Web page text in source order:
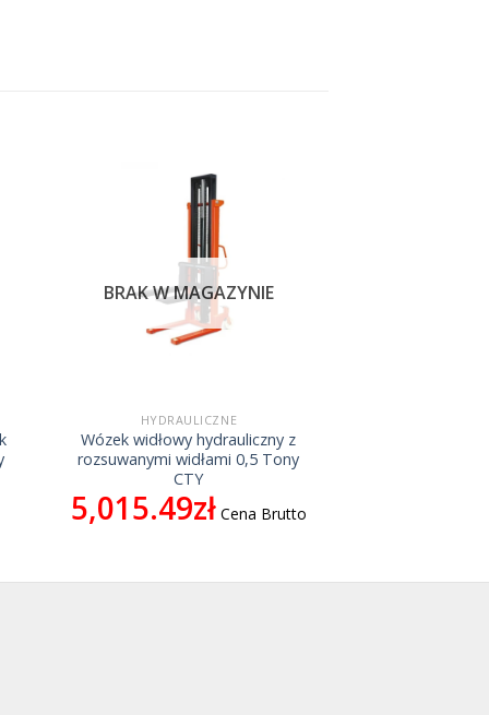
BRAK W MAGAZYNIE
HYDRAULICZNE
Wózek widłowy hydrauliczny z
rozsuwanymi widłami 0,5 Tony
CTY
5,015.49zł Cena Brutto